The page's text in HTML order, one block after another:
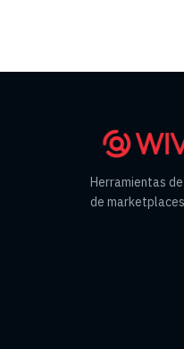
Herramientas
de